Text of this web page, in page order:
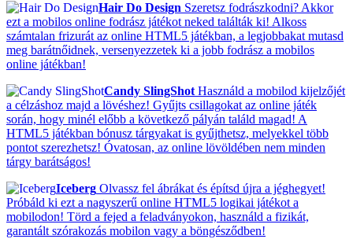
Hair Do Design Szeretsz fodrászkodni? Akkor
ezt a mobilos online fodrász játékot neked találták ki! Alkoss
számtalan frizurát az online HTML5 játékban, a legjobbakat mutasd
meg barátnőidnek, versenyezzetek ki a jobb fodrász a mobilos
online játékban!
Candy SlingShot Használd a mobilod kijelzőjét
a célzáshoz majd a lövéshez! Gyűjts csillagokat az online játék
során, hogy minél előbb a következő pályán találd magad! A
HTML5 játékban bónusz tárgyakat is gyűjthetsz, melyekkel több
pontot szerezhetsz! Óvatosan, az online lövöldében nem minden
tárgy barátságos!
Iceberg Olvassz fel ábrákat és építsd újra a jéghegyet!
Próbáld ki ezt a nagyszerű online HTML5 logikai játékot a
mobilodon! Törd a fejed a feladványokon, használd a fizikát,
garantált szórakozás mobilon vagy a böngésződben!